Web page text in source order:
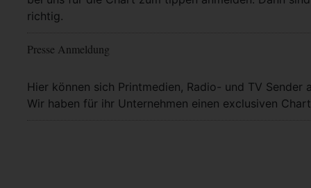
richtig.
Presse Anmeldung
Hier können sich Printmedien, Radio- und TV Sender
Wir haben für ihr Unternehmen einen exclusiven
Mehr Info